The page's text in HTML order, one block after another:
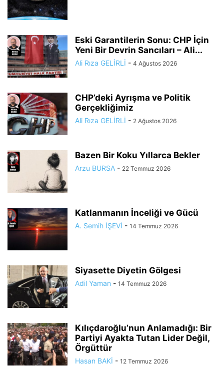
Eski Garantilerin Sonu: CHP İçin
Yeni Bir Devrin Sancıları – Ali...
Ali Rıza GELİRLİ - 4 Ağustos 2026
CHP’deki Ayrışma ve Politik
Gerçekliğimiz
Ali Rıza GELİRLİ - 2 Ağustos 2026
Bazen Bir Koku Yıllarca Bekler
Arzu BURSA - 22 Temmuz 2026
Katlanmanın İnceliği ve Gücü
A. Semih İŞEVİ - 14 Temmuz 2026
Siyasette Diyetin Gölgesi
Adil Yaman - 14 Temmuz 2026
Kılıçdaroğlu’nun Anlamadığı: Bir
Partiyi Ayakta Tutan Lider Değil,
Örgüttür
Hasan BAKİ - 12 Temmuz 2026